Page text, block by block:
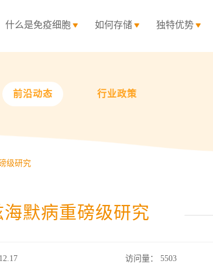
什么是免疫细胞 如何存储 独特优势
前沿动态 行业政策
级研究
默病重磅级研究
访问量： 5503